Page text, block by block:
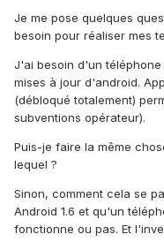
Je me pose quelques
besoin pour réaliser mes
J'ai besoin d'un
mises à jour d'android.
(débloqué totalement)
subventions opérateur).
Puis-je faire la même
lequel ?
Sinon, comment cela se
Android 1.6 et qu'un
fonctionne ou pas. Et